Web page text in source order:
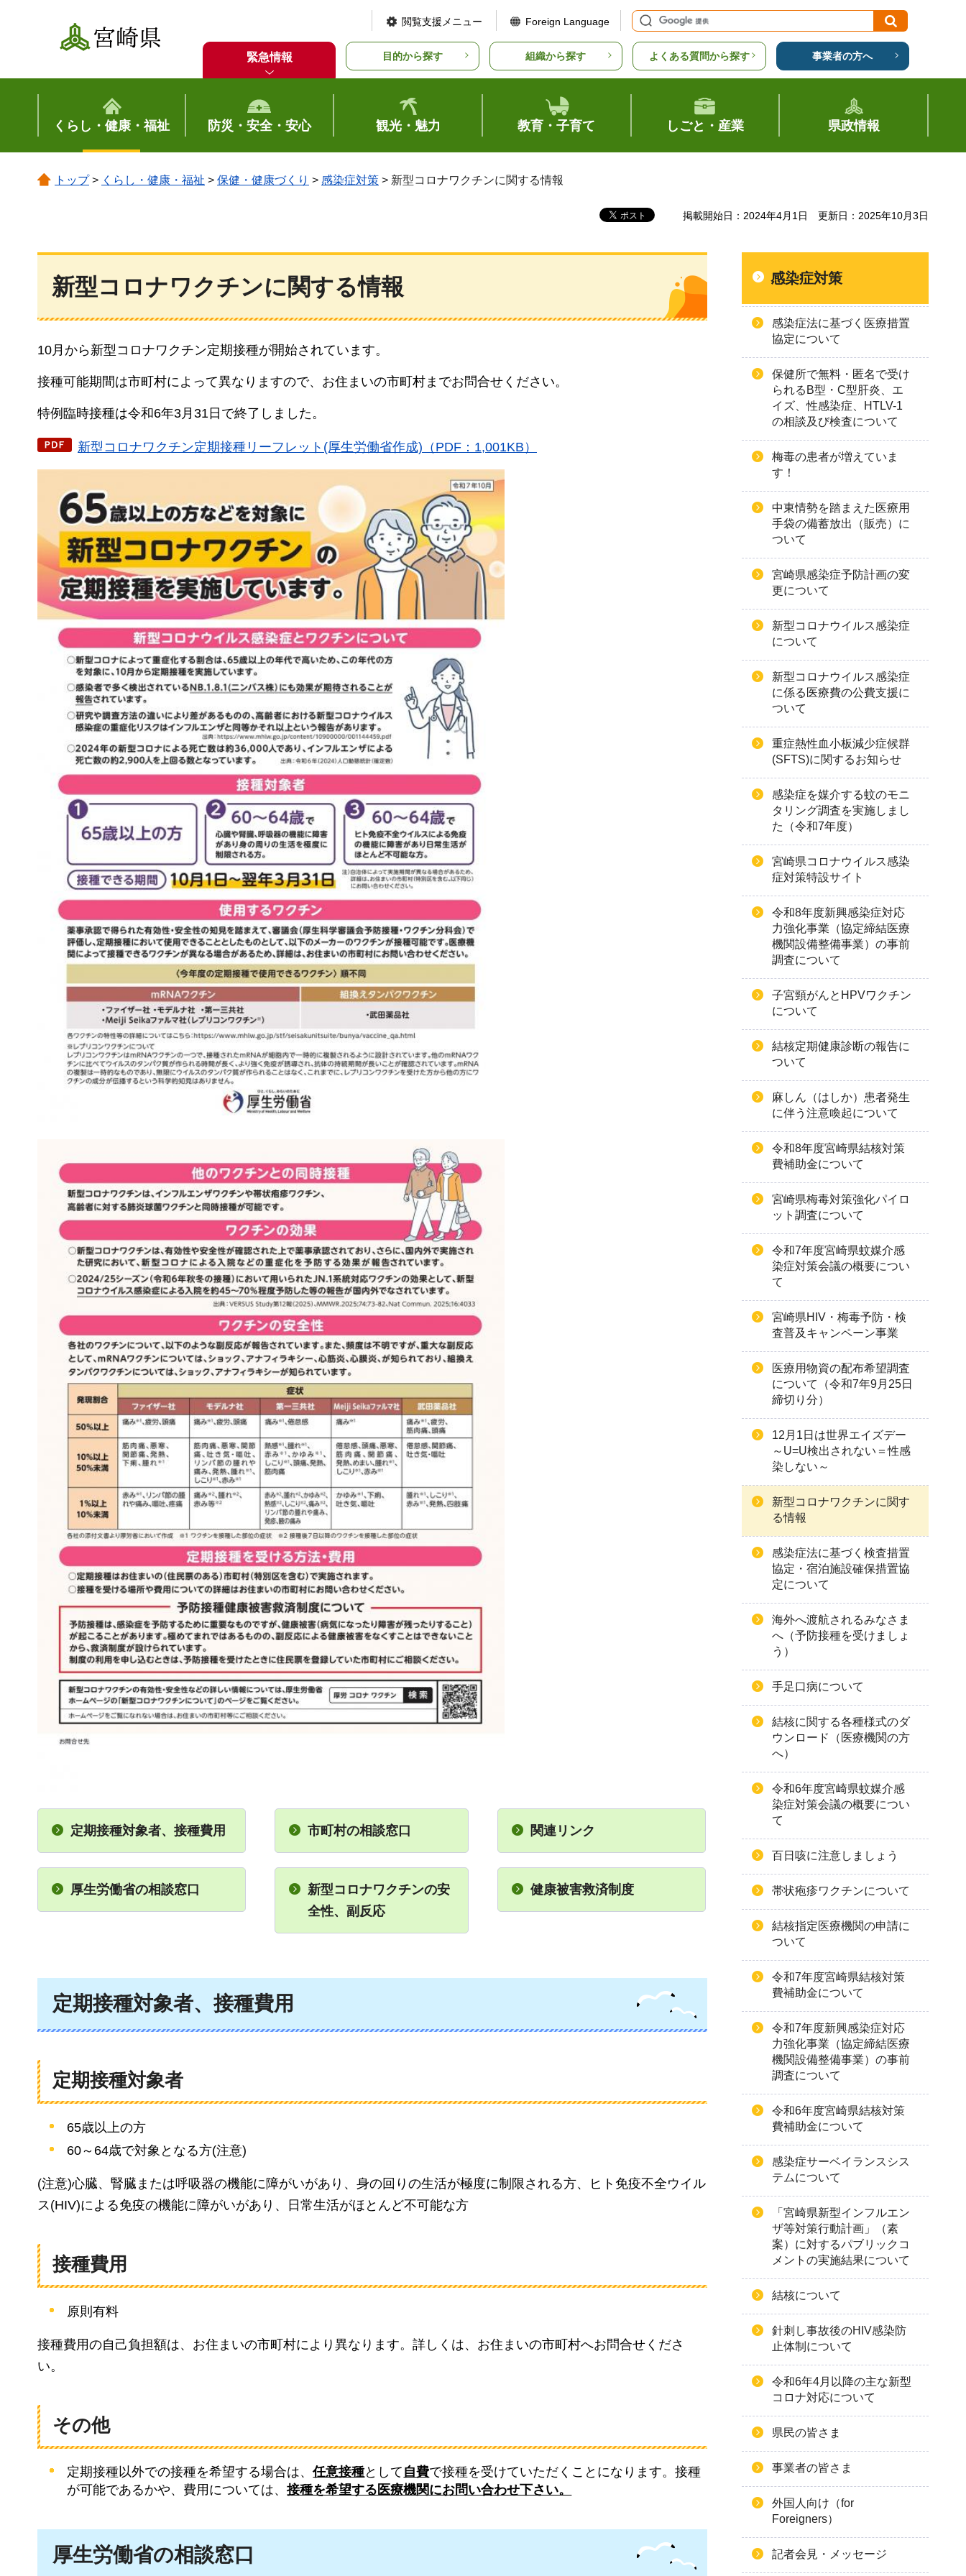
宮崎県
閲覧支援メニュー Foreign Language
緊急情報 目的から探す 組織から探す よくある質問から探す 事業者の方へ
くらし・健康・福祉 防災・安全・安心 観光・魅力 教育・子育て しごと・産業 県政情報
トップ> くらし・健康・福祉 > 保健・健康づくり > 感染症対策 > 新型コロナワクチンに関する情報
掲載開始日：2024年4月1日 更新日：2025年10月3日
新型コロナワクチンに関する情報
10月から新型コロナワクチン定期接種が開始されています。
接種可能期間は市町村によって異なりますので、お住まいの市町村までお問合せください。
特例臨時接種は令和6年3月31日で終了しました。
新型コロナワクチン定期接種リーフレット(厚生労働省作成)（PDF：1,001KB）
定期接種対象者、接種費用
厚生労働省の相談窓口
市町村の相談窓口
新型コロナワクチンの安
全性、副反応
関連リンク
健康被害救済制度
定期接種対象者、接種費用
定期接種対象者
65歳以上の方
60～64歳で対象となる方(注意)
(注意)心臓、腎臓または呼吸器の機能に障がいがあり、身の回りの生活が極度に制限される方、ヒト免疫不全ウイル
ス(HIV)による免疫の機能に障がいがあり、日常生活がほとんど不可能な方
接種費用
原則有料
接種費用の自己負担額は、お住まいの市町村により異なります。詳しくは、お住まいの市町村へお問合せくださ
い。
その他
定期接種以外での接種を希望する場合は、任意接種として 自費で接種を受けていただくことになります。接種
が可能であるかや、費用については、接種を希望する医療機関にお問い合わせ下さい。
厚生労働省の相談窓口
感染症対策
感染症法に基づく医療措置
協定について
保健所で無料・匿名で受け
られるB型・C型肝炎、エ
イズ、性感染症、HTLV-1
の相談及び検査について
梅毒の患者が増えていま
す！
中東情勢を踏まえた医療用
手袋の備蓄放出（販売）に
ついて
宮崎県感染症予防計画の変
更について
新型コロナウイルス感染症
について
新型コロナウイルス感染症
に係る医療費の公費支援に
ついて
重症熱性血小板減少症候群
(SFTS)に関するお知らせ
感染症を媒介する蚊のモニ
タリング調査を実施しまし
た（令和7年度）
宮崎県コロナウイルス感染
症対策特設サイト
令和8年度新興感染症対応
力強化事業（協定締結医療
機関設備整備事業）の事前
調査について
子宮頸がんとHPVワクチン
について
結核定期健康診断の報告に
ついて
麻しん（はしか）患者発生
に伴う注意喚起について
令和8年度宮崎県結核対策
費補助金について
宮崎県梅毒対策強化パイロ
ット調査について
令和7年度宮崎県蚊媒介感
染症対策会議の概要につい
て
宮崎県HIV・梅毒予防・検
査普及キャンペーン事業
医療用物資の配布希望調査
について（令和7年9月25日
締切り分）
12月1日は世界エイズデー
～U=U検出されない＝性感
染しない～
新型コロナワクチンに関す
る情報
感染症法に基づく検査措置
協定・宿泊施設確保措置協
定について
海外へ渡航されるみなさま
へ（予防接種を受けましょ
う）
手足口病について
結核に関する各種様式のダ
ウンロード（医療機関の方
へ）
令和6年度宮崎県蚊媒介感
染症対策会議の概要につい
て
百日咳に注意しましょう
帯状疱疹ワクチンについて
結核指定医療機関の申請に
ついて
令和7年度宮崎県結核対策
費補助金について
令和7年度新興感染症対応
力強化事業（協定締結医療
機関設備整備事業）の事前
調査について
令和6年度宮崎県結核対策
費補助金について
感染症サーベイランスシス
テムについて
「宮崎県新型インフルエン
ザ等対策行動計画」（素
案）に対するパブリックコ
メントの実施結果について
結核について
針刺し事故後のHIV感染防
止体制について
令和6年4月以降の主な新型
コロナ対応について
県民の皆さま
事業者の皆さま
外国人向け（for
Foreigners）
記者会見・メッセージ